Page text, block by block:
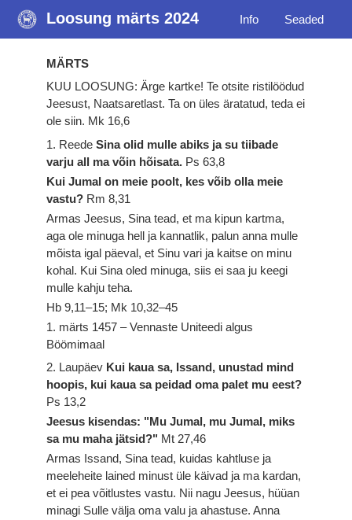
Loosung märts 2024 Info Seaded
MÄRTS
KUU LOOSUNG: Ärge kartke! Te otsite ristilöödud
Jeesust, Naatsaretlast. Ta on üles äratatud, teda ei
ole siin. Mk 16,6
1. ReedeSina olid mulle abiks ja su tiibade
varju all ma võin hõisata. Ps 63,8
Kui Jumal on meie poolt, kes võib olla meie
vastu? Rm 8,31
Armas Jeesus, Sina tead, et ma kipun kartma,
aga ole minuga hell ja kannatlik, palun anna mulle
mõista igal päeval, et Sinu vari ja kaitse on minu
kohal. Kui Sina oled minuga, siis ei saa ju keegi
mulle kahju teha.
Hb 9,11–15; Mk 10,32–45
1. märts 1457 – Vennaste Uniteedi algus
Böömimaal
2. Laupäev Kui kaua sa, Issand, unustad mind
hoopis, kui kaua sa peidad oma palet mu eest?
Ps 13,2
Jeesus kisendas: "Mu Jumal, mu Jumal, miks
sa mu maha jätsid?" Mt 27,46
Armas Issand, Sina tead, kuidas kahtluse ja
meeleheite lained minust üle käivad ja ma kardan,
et ei pea võitlustes vastu. Nii nagu Jeesus, hüüan
minagi Sulle välja oma valu ja ahastuse. Anna